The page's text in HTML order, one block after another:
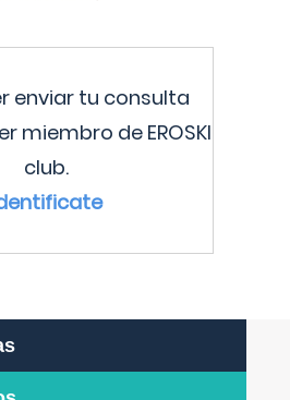
enviar tu consulta
miembro de EROSKI
club.